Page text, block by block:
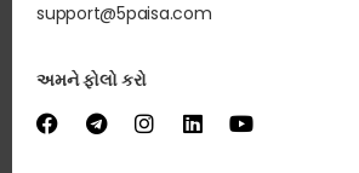
support@5paisa.com
અમને ફોલો કરો